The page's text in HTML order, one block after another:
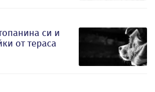
си и
от тераса